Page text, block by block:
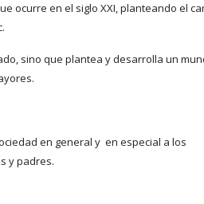
ocurre en el siglo XXI, planteando el
sino que plantea y desarrolla un
en general y  en especial a los
y padres.